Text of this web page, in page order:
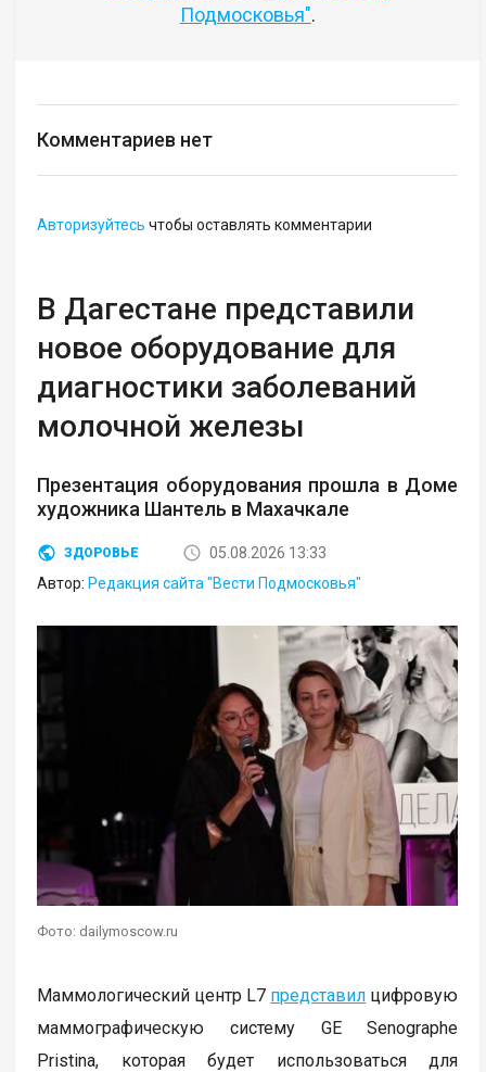
Подмосковья".
Комментариев нет
Авторизуйтесь чтобы оставлять комментарии
В Дагестане представили
новое оборудование для
диагностики заболеваний
молочной железы
Презентация оборудования прошла в Доме
художника Шантель в Махачкале
ЗДОРОВЬЕ
05.08.2026 13:33
Автор: Редакция сайта "Вести Подмосковья"
Фото: dailymoscow.ru
Маммологический центр L7 представил цифровую
маммографическую систему GE Senographe
Pristina, которая будет использоваться для